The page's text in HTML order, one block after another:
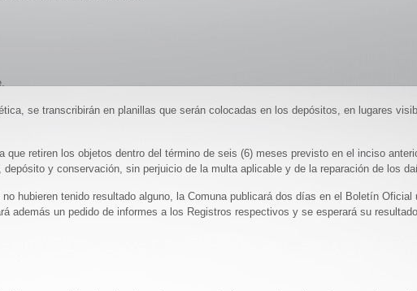
se transcribirán en planillas que serán colocadas en los depósitos, en lugares
que retiren los objetos dentro del término de seis (6) meses previsto en el inciso
y conservación, sin perjuicio de la multa aplicable y de la reparación de los
hubieren tenido resultado alguno, la Comuna publicará dos días en el Boletín Oficial
además un pedido de informes a los Registros respectivos y se esperará su